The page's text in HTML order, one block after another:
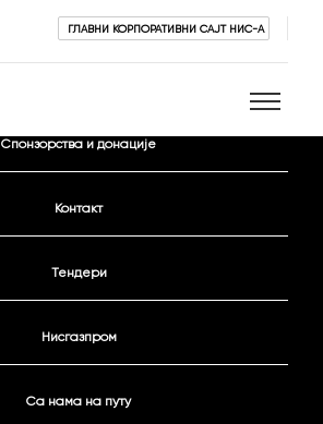
ГЛАВНИ КОРПОРАТИВНИ САЈТ НИС-А
Спонзорства и донације
Контакт
Тендери
Нисгазпром
Са нама на путу